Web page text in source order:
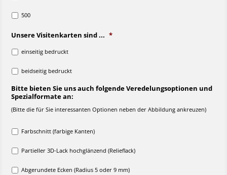
500
Unsere Visitenkarten sind ... *
einseitig bedruckt
beidseitig bedruckt
Bitte bieten Sie uns auch folgende Veredelungsoptionen und
Spezialformate an:
(Bitte die für Sie interessanten Optionen neben der Abbildung ankreuzen)
Farbschnitt (farbige Kanten)
Partieller 3D-Lack hochglänzend (Relieflack)
Abgerundete Ecken (Radius 5 oder 9 mm)